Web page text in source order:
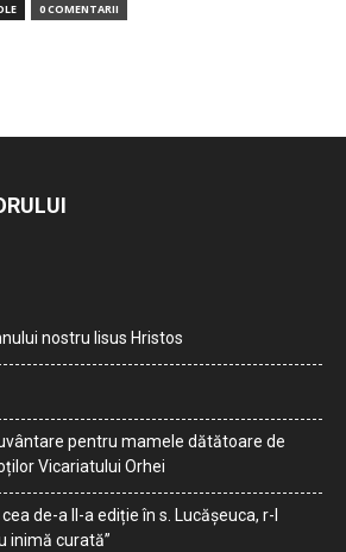
0 COMENTARII
nostru Iisus Hristos
pentru mamele dătătoare de
Vicariatului Orhei
de-a II-a ediție în s. Lucășeuca, r-l
inimă curată”